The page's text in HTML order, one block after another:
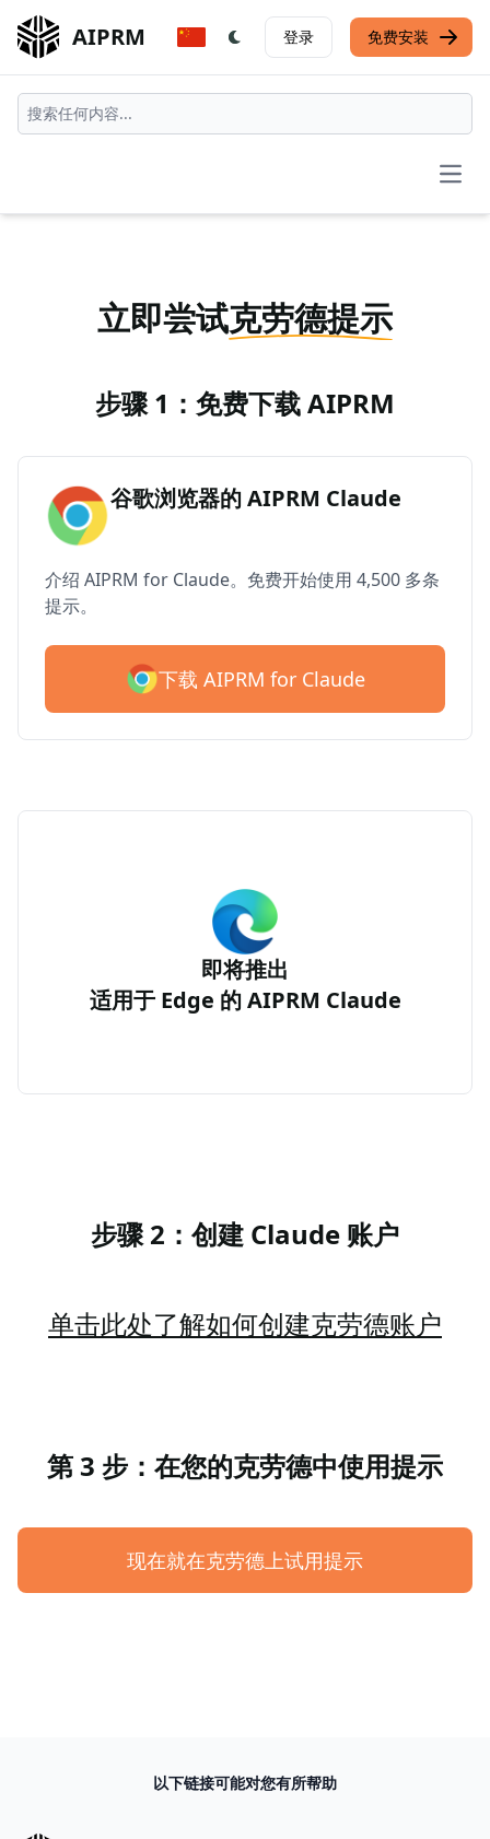
AIPRM 登录 免费安装
立即尝试克劳德提示
步骤 1：免费下载 AIPRM
谷歌浏览器的 AIPRM Claude
介绍 AIPRM for Claude。免费开始使用 4,500 多条
提示。
下载 AIPRM for Claude
即将推出
适用于 Edge 的 AIPRM Claude
步骤 2：创建 Claude 账户
单击此处了解如何创建克劳德账户
第 3 步：在您的克劳德中使用提示
现在就在克劳德上试用提示
以下链接可能对您有所帮助